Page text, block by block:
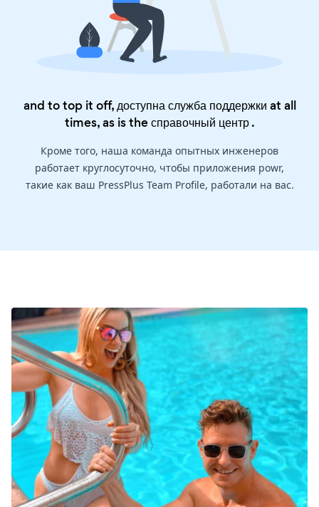
and to top it off, доступна служба поддержки at all
times, as is theсправочный центр.
Кроме того, наша команда опытных инженеров
работает круглосуточно, чтобы приложения powr,
такие как ваш PressPlus Team Profile, работали на вас.